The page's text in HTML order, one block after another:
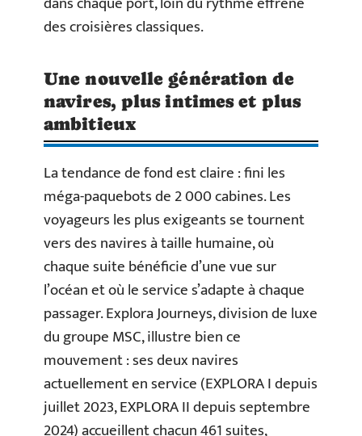
des croisières classiques.
Une nouvelle génération de
navires, plus intimes et plus
ambitieux
La tendance de fond est claire : fini les
méga-paquebots de 2 000 cabines. Les
voyageurs les plus exigeants se tournent
vers des navires à taille humaine, où
chaque suite bénéficie d’une vue sur
l’océan et où le service s’adapte à chaque
passager. Explora Journeys, division de luxe
du groupe MSC, illustre bien ce
mouvement : ses deux navires
actuellement en service (EXPLORA I depuis
juillet 2023, EXPLORA II depuis septembre
2024) accueillent chacun 461 suites,